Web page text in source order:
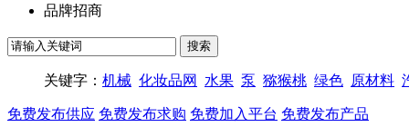
品牌招商
关键字： 机械 化妆品网 水果 泵 猕猴桃 绿色 原材料
免费发布供应 免费发布求购 免费加入平台 免费发布产品